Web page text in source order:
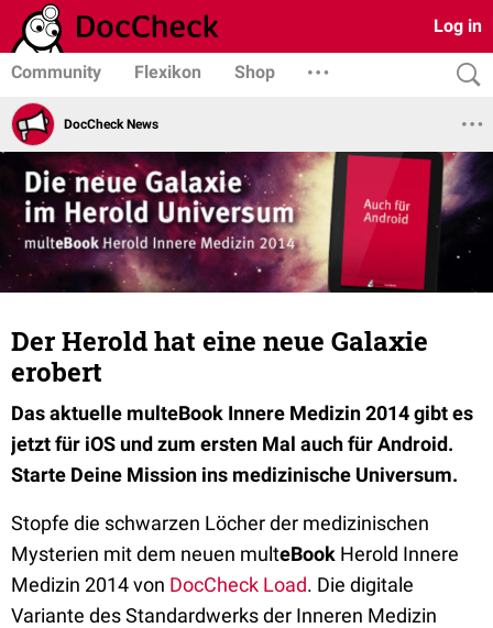
Log in
Community Flexikon Shop
DocCheck News
Der Herold hat eine neue Galaxie
erobert
Das aktuelle multeBook Innere Medizin 2014 gibt es
jetzt für iOS und zum ersten Mal auch für Android.
Starte Deine Mission ins medizinische Universum.
Stopfe die schwarzen Löcher der medizinischen
Mysterien mit dem neuen multeBook Herold Innere
Medizin 2014 von DocCheck Load. Die digitale
Variante des Standardwerks der Inneren Medizin